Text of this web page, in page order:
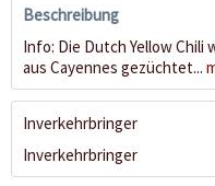
Beschreibung
Info: Die Dutch Yellow Chili
aus Cayennes gezüchtet...
Inverkehrbringer
Inverkehrbringer